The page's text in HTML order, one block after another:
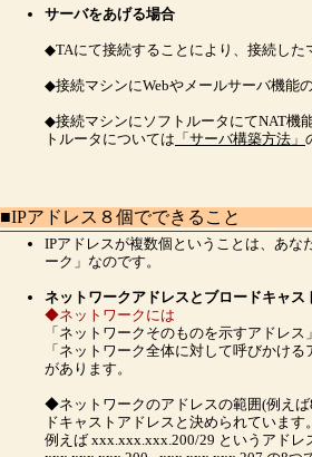
サーバをあげる場合
◆TAにて接続することにより、接続し
◆接続マシンにWebやメールサーバ機能
◆接続マシンにソフトルータにてNAT機
トルータについては 「サーバ構築方法」
■IPアドレス８個でできること
IPアドレスが複数個ということは、あ
ーク」なのです。
ネットワークアドレスとブロードキャス
◆ネットワークには
「ネットワークそのものを示すアドレ
「ネットワーク全体に対して呼びかけ
があります。
◆ネットワークのアドレスの範囲(例え
ドキャストアドレスと決められています
例えば xxx.xxx.xxx.200/29 というアド